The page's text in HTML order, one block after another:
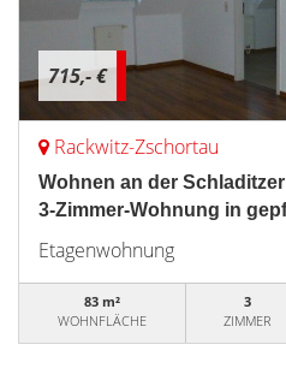
715,- €
Rackwitz-Zschortau
Wohnen an der
3-Zimmer-Wohnung in
Etagenwohnung
83 m²
WOHNFLÄCHE
3
ZIMMER